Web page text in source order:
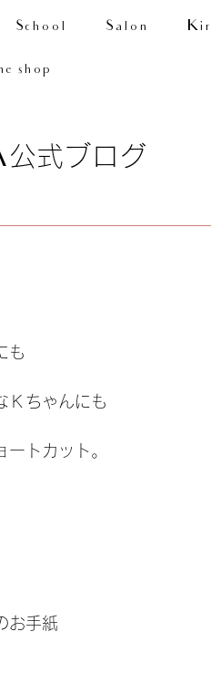
School Salon
shop
公式ブログ
も
Ｋちゃんにも
トカット。
お手紙